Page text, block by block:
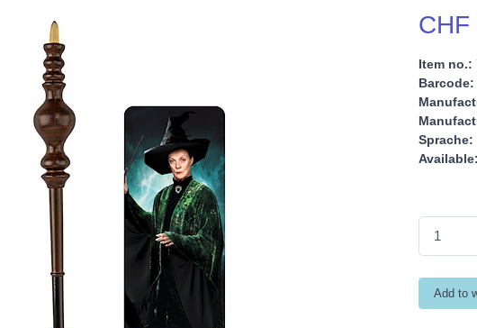
Item no.:
Barcode:
Sprache: